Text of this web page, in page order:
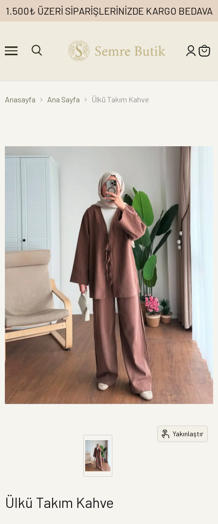
1.500₺ ÜZERİ SİPARİŞLERİNİZDE KARGO BEDAVA
Anasayfa Ana Sayfa Ülkü Takım Kahve
Yakınlaştır
Ülkü Takım Kahve